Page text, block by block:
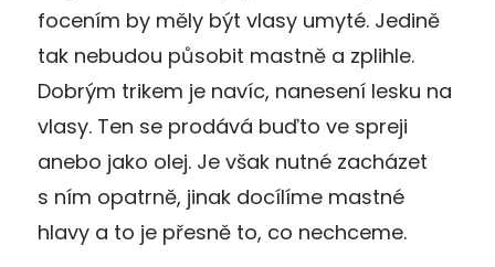
focením by měly být vlasy umyté. Jedině
tak nebudou působit mastně a zplihle.
Dobrým trikem je navíc, nanesení lesku na
vlasy. Ten se prodává buďto ve spreji
anebo jako olej. Je však nutné zacházet
s ním opatrně, jinak docílíme mastné
hlavy a to je přesně to, co nechceme.